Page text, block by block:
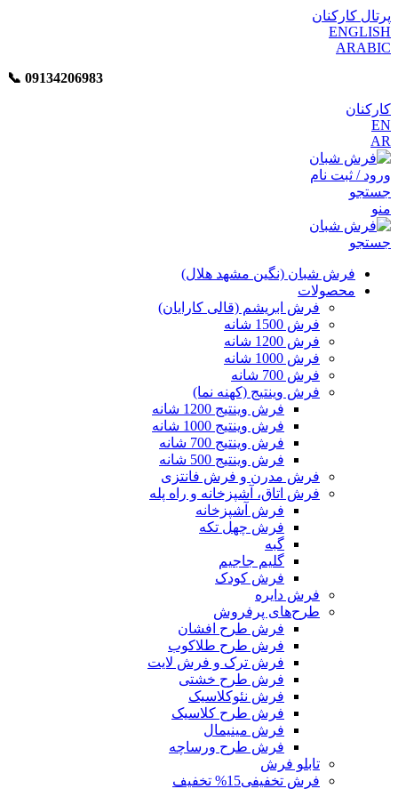
پرتال کارکنان
ENGLISH
ARABIC
📞︁ 09134206983
کارکنان
EN
AR
ورود / ثبت نام
جستجو
منو
جستجو
فرش شبان (نگین مشهد هلال)
محصولات
فرش ابریشم (قالی کارایان)
فرش 1500 شانه
فرش 1200 شانه
فرش 1000 شانه
فرش 700 شانه
فرش وینتیج (کهنه نما)
فرش وینتیج 1200 شانه
فرش وینتیج 1000 شانه
فرش وینتیج 700 شانه
فرش وینتیج 500 شانه
فرش مدرن و فرش فانتزی
فرش اتاق، آشپزخانه و راه پله
فرش آشپزخانه
فرش چهل تکه
گبه
گلیم جاجیم
فرش کودک
فرش دایره
طرح‌های پرفروش
فرش طرح افشان
فرش طرح طلاکوب
فرش ترک و فرش لایت
فرش طرح خشتی
فرش نئوکلاسیک
فرش طرح کلاسیک
فرش مینیمال
فرش طرح ورساچه
تابلو فرش
فرش تخفیفی15% تخفیف